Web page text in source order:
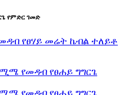
የምድር ገመድ